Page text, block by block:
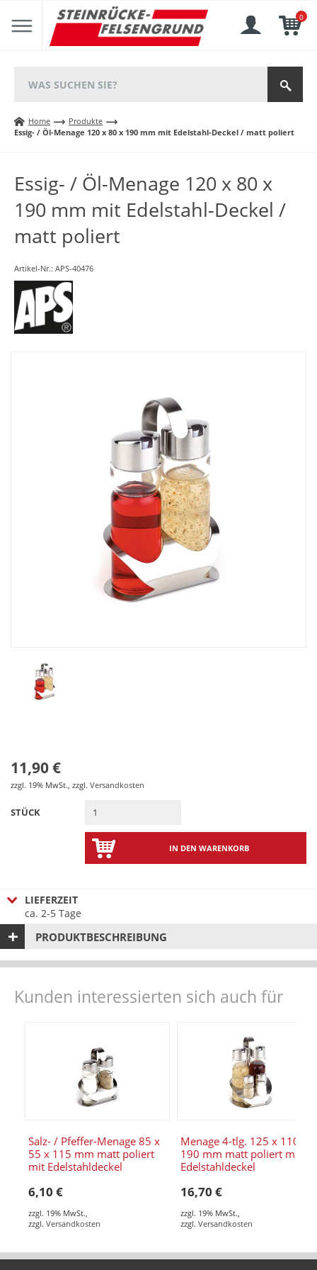
0
Home
Produkte
Essig- / Öl-Menage 120 x 80 x 190 mm mit Edelstahl-Deckel / matt poliert
Essig- / Öl-Menage 120 x 80 x
190 mm mit Edelstahl-Deckel /
matt poliert
Artikel-Nr.: APS-40476
11,90 €
zzgl. 19% MwSt., zzgl. Versandkosten
STÜCK
IN DEN WARENKORB
LIEFERZEIT
ca. 2-5 Tage
PRODUKTBESCHREIBUNG
Kunden interessierten sich auch für
Salz- / Pfeffer-Menage 85 x
55 x 115 mm matt poliert
mit Edelstahldeckel
6,10 €
zzgl. 19% MwSt.
zzgl. Versandkosten
Menage 4-tlg. 125 x 110 x
190 mm matt poliert mit
Edelstahldeckel
16,70 €
zzgl. 19% MwSt.
zzgl. Versandkosten